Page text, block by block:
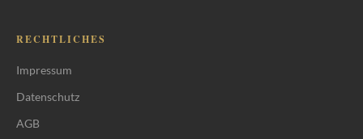
RECHTLICHES
Impressum
Datenschutz
AGB